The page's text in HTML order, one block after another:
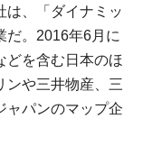
は、「ダイナミッ
だ。2016年6月に
どを含む日本のほ
ンや三井物産、三
ャパンのマップ企